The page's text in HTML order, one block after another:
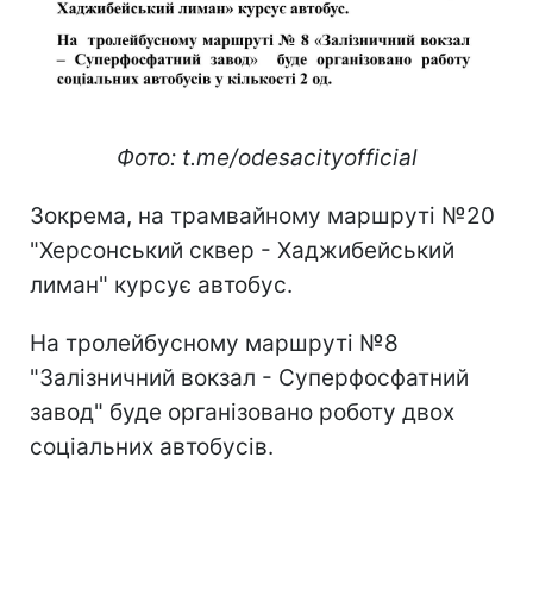
Фото: t.me/odesacityofficial
Зокрема, на трамвайному маршруті №20
"Херсонський сквер - Хаджибейський
лиман" курсує автобус.
На тролейбусному маршруті №8
"Залізничний вокзал - Суперфосфатний
завод" буде організовано роботу двох
соціальних автобусів.